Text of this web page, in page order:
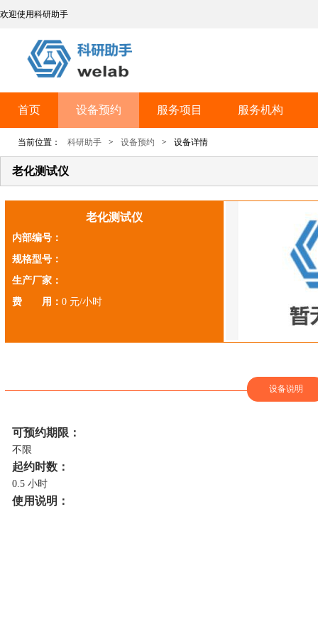
欢迎使用科研助手
首页 设备预约 服务项目 服务机构
当前位置： 科研助手 > 设备预约 > 设备详情
老化测试仪
老化测试仪
内部编号：
规格型号：
生产厂家：
费 用： 0 元/小时
设备说明
可预约期限：
不限
起约时数：
0.5 小时
使用说明：